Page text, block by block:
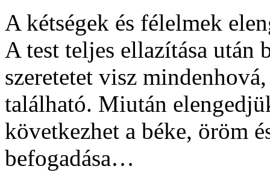
A kétségek és félelmek
A test teljes ellazítása
szeretetet visz
található. Miután
következhet a béke, öröm
befogadása…